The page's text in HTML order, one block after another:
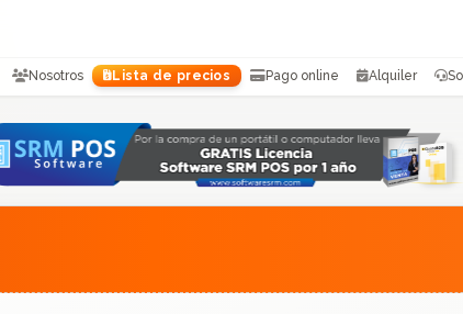
Nosotros Lista de precios Pago online Alquiler